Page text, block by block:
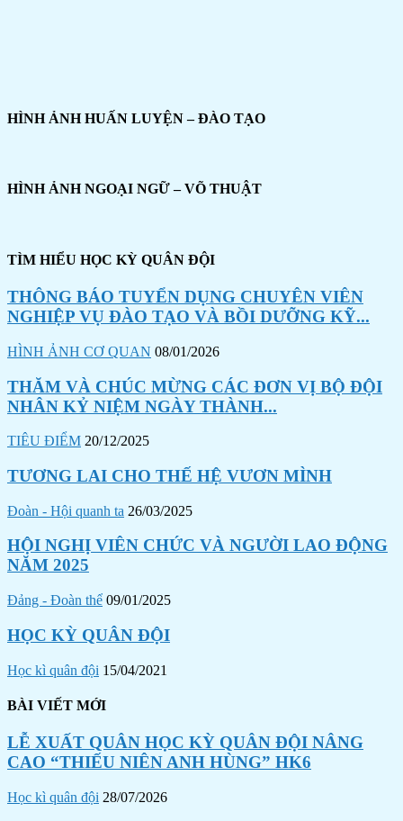
HÌNH ẢNH HUẤN LUYỆN – ĐÀO TẠO
HÌNH ẢNH NGOẠI NGỮ – VÕ THUẬT
TÌM HIỂU HỌC KỲ QUÂN ĐỘI
THÔNG BÁO TUYỂN DỤNG CHUYÊN VIÊN
NGHIỆP VỤ ĐÀO TẠO VÀ BỒI DƯỠNG KỸ...
HÌNH ẢNH CƠ QUAN 08/01/2026
THĂM VÀ CHÚC MỪNG CÁC ĐƠN VỊ BỘ ĐỘI
NHÂN KỶ NIỆM NGÀY THÀNH...
TIÊU ĐIỂM 20/12/2025
TƯƠNG LAI CHO THẾ HỆ VƯƠN MÌNH
Đoàn - Hội quanh ta 26/03/2025
HỘI NGHỊ VIÊN CHỨC VÀ NGƯỜI LAO ĐỘNG
NĂM 2025
Đảng - Đoàn thể 09/01/2025
HỌC KỲ QUÂN ĐỘI
Học kì quân đội 15/04/2021
BÀI VIẾT MỚI
LỄ XUẤT QUÂN HỌC KỲ QUÂN ĐỘI NÂNG
CAO “THIẾU NIÊN ANH HÙNG” HK6
Học kì quân đội 28/07/2026